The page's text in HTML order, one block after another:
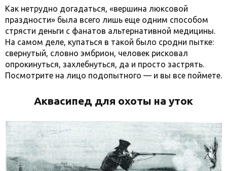
Как нетрудно догадаться, «вершина люксовой
праздности» была всего лишь еще одним способом
стрясти деньги с фанатов альтернативной медицины.
На самом деле, купаться в такой было сродни пытке:
свернутый, словно эмбрион, человек рисковал
опрокинуться, захлебнуться, да и просто застрять.
Посмотрите на лицо подопытного — и вы все поймете.
Аквасипед для охоты на уток